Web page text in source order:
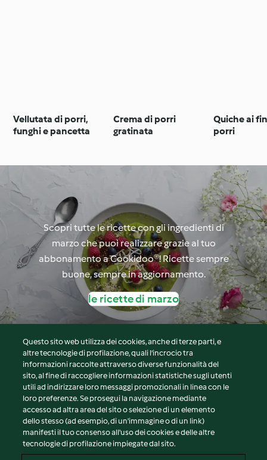
Vellutata di porri,
funghi e pancetta
Crema di porri
gratinata
Quiche ai
porri
Scopri tutte le ricette con gli ingredienti di
marzo che puoi realizzare grazie al tuo
abbonamento a Cookidoo®! Ricette sempre
buone, sempre in aggiornamento.
le ricette di marzo
© Copyright 2026
Termini del servizio
Informativa sulla privacy
Avvertenze generali
Note legali
Questo sito web utilizza dei cookies, anche di terze parti, e
altre tecnologie di profilazione, quali l’incrocio tra
informazioni raccolte attraverso diverse funzionalità del
sito, al fine di raccogliere informazioni statistiche sugli utenti
utili ad indirizzare loro messaggi promozionali in linea con le
loro preferenze. Se prosegui la navigazione mediante
accesso ad altra area del sito o selezione di un elemento
dello stesso (ad esempio, di un'immagine o di un link)
manifesti il tuo consenso all'uso dei cookies e delle altre
tecnologie di profilazione impiegate dal sito.